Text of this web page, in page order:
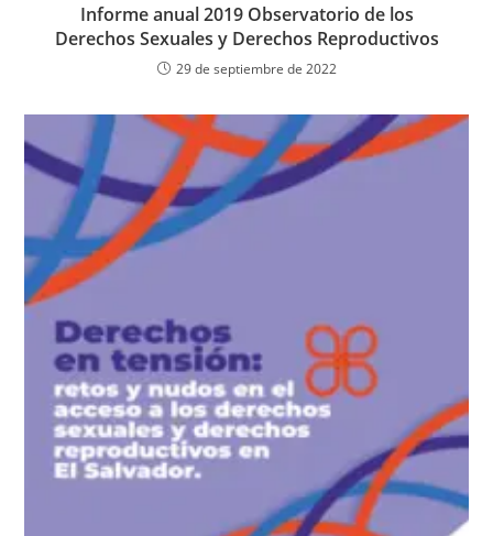
Informe anual 2019 Observatorio de los
Derechos Sexuales y Derechos Reproductivos
29 de septiembre de 2022